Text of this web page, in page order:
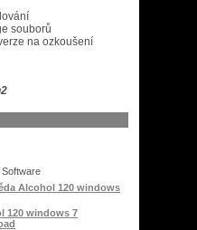
souborů
na ozkoušení
Software
Alcohol 120 windows
120 windows 7